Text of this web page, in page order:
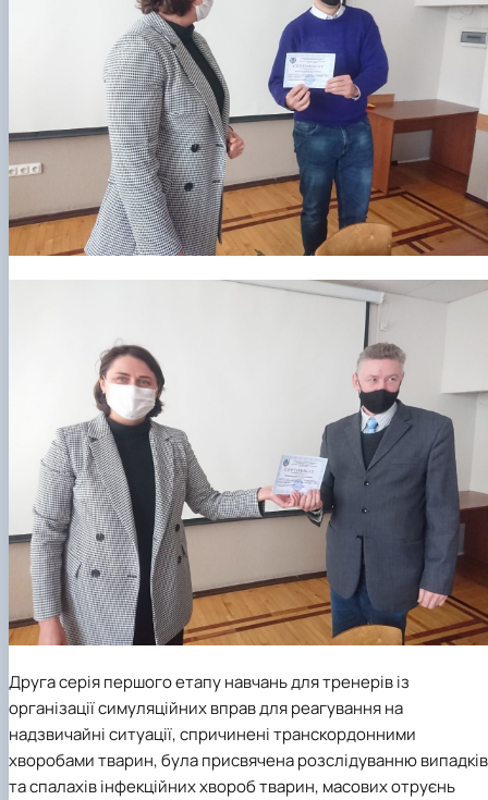
Друга серія першого етапу навчань для тренерів із
організації симуляційних вправ для реагування на
надзвичайні ситуації, спричинені транскордонними
хворобами тварин, була присвячена розслідуванню випадків
та спалахів інфекційних хвороб тварин, масових отруєнь